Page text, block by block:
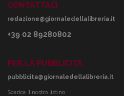
CONTATTACI
redazione@giornaledellalibreria.it
+39 02 89280802
PER LA PUBBLICITÀ
pubblicita@giornaledellalibreria.it
Scarica il nostro listino